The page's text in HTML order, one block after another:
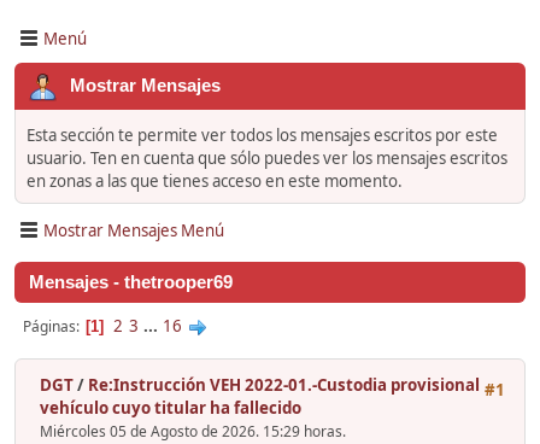
Menú
Mostrar Mensajes
Esta sección te permite ver todos los mensajes escritos por este
usuario. Ten en cuenta que sólo puedes ver los mensajes escritos
en zonas a las que tienes acceso en este momento.
Mostrar Mensajes Menú
Mensajes - thetrooper69
Páginas 1 2 3 ... 16
#1
DGT/ Re:Instrucción VEH 2022-01.-Custodia provisional
vehículo cuyo titular ha fallecido
Miércoles 05 de Agosto de 2026. 15:29 horas.